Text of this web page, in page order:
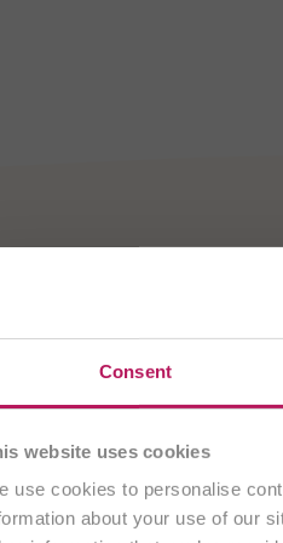
Consent
website uses cookies
use cookies to personalise
about your use of our
Sie besuchen